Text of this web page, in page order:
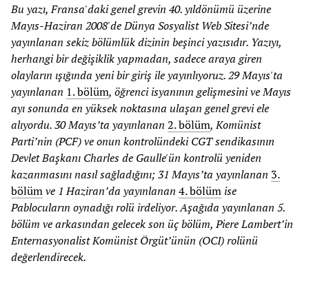
Bu yazı, Fransa'daki genel grevin 40. yıldönümü üzerine
Mayıs-Haziran 2008'de Dünya Sosyalist Web Sitesi’nde
yayınlanan sekiz bölümlük dizinin beşinci yazısıdır. Yazıyı,
herhangi bir değişiklik yapmadan, sadece araya giren
olayların ışığında yeni bir giriş ile yayınlıyoruz. 29 Mayıs'ta
yayınlanan 1. bölüm, öğrenci isyanının gelişmesini ve Mayıs
ayı sonunda en yüksek noktasına ulaşan genel grevi ele
alıyordu. 30 Mayıs’ta yayınlanan 2. bölüm, Komünist
Parti’nin (PCF) ve onun kontrolündeki CGT sendikasının
Devlet Başkanı Charles de Gaulle'ün kontrolü yeniden
kazanmasını nasıl sağladığını; 31 Mayıs’ta yayınlanan 3.
bölümve 1 Haziran’da yayınlanan 4. bölüm ise
Pablocuların oynadığı rolü irdeliyor. Aşağıda yayınlanan 5.
bölüm ve arkasından gelecek son üç bölüm, Piere Lambert’in
Enternasyonalist Komünist Örgüt’ünün (OCI) rolünü
değerlendirecek.